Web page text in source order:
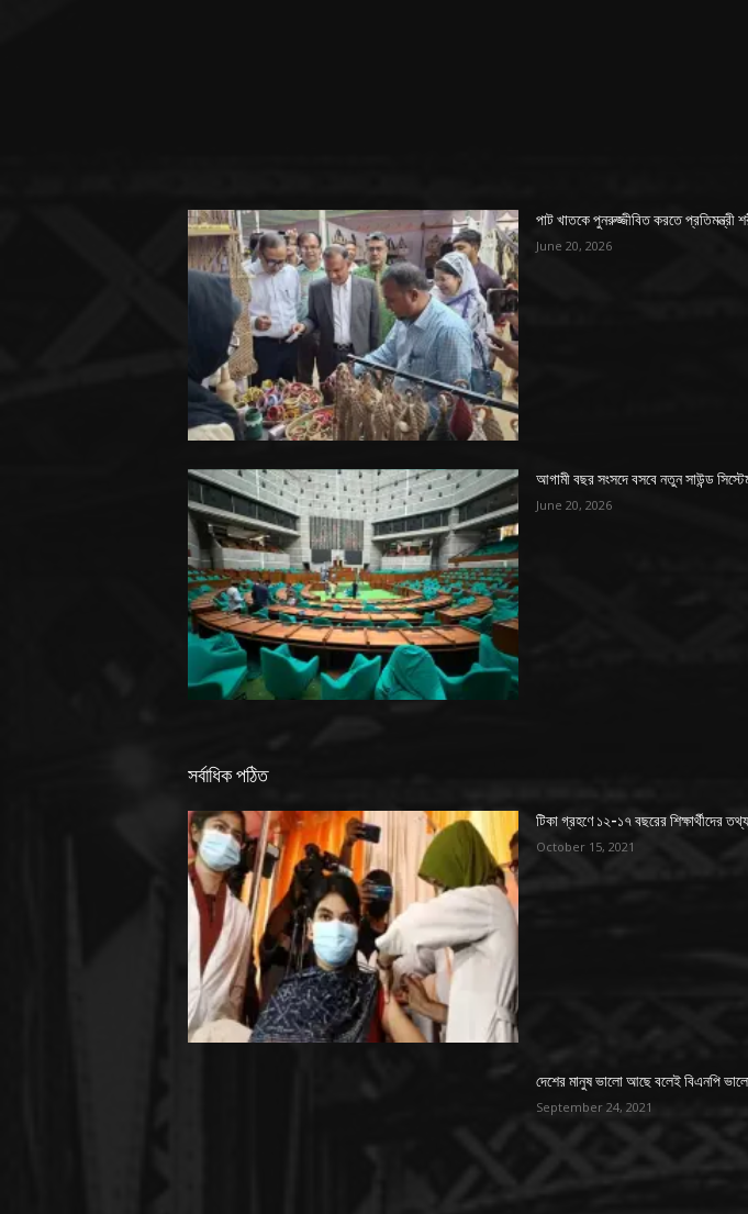
পাট খাতকে পুনরুজ্জীবিত করতে প্রতিমন্ত্রী
June 20, 2026
আগামী বছর সংসদে বসবে নতুন সাউন্ড
June 20, 2026
সর্বাধিক পঠিত
টিকা গ্রহণে ১২-১৭ বছরের শিক্ষার্থীদের তথ্য
October 15, 2021
দেশের মানুষ ভালো আছে বলেই বিএনপি
September 24, 2021